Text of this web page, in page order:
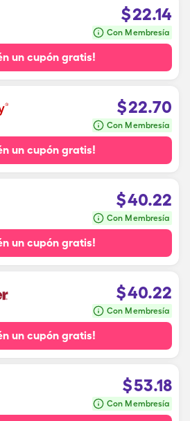
$22.14
Con Membresía
un cupón gratis!
$22.70
Con Membresía
un cupón gratis!
$40.22
Con Membresía
un cupón gratis!
$40.22
Con Membresía
un cupón gratis!
$53.18
Con Membresía